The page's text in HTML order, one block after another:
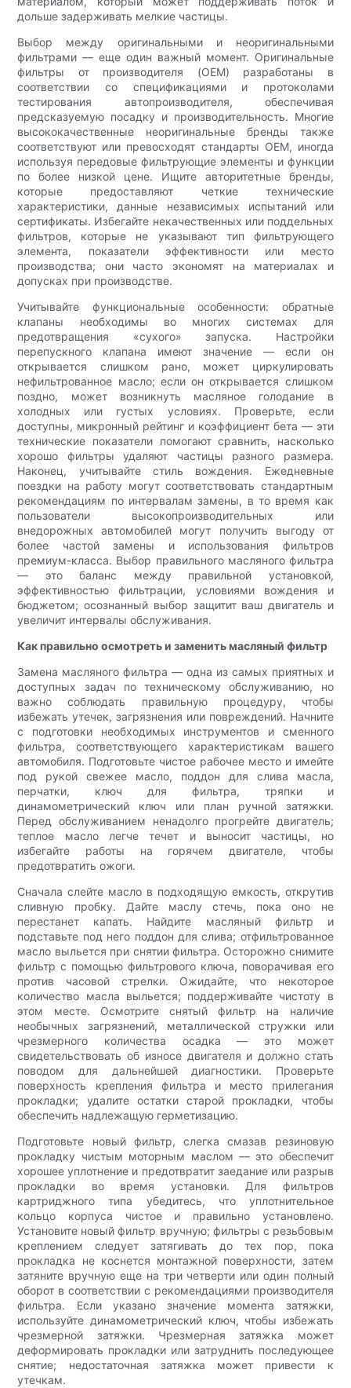
дольше задерживать мелкие частицы.
Выбор между оригинальными и неоригинальными
фильтрами — еще один важный момент. Оригинальные
фильтры от производителя (OEM) разработаны в
соответствии со спецификациями и протоколами
тестирования автопроизводителя, обеспечивая
предсказуемую посадку и производительность. Многие
высококачественные неоригинальные бренды также
соответствуют или превосходят стандарты OEM, иногда
используя передовые фильтрующие элементы и функции
по более низкой цене. Ищите авторитетные бренды,
которые предоставляют четкие технические
характеристики, данные независимых испытаний или
сертификаты. Избегайте некачественных или поддельных
фильтров, которые не указывают тип фильтрующего
элемента, показатели эффективности или место
производства; они часто экономят на материалах и
допусках при производстве.
Учитывайте функциональные особенности: обратные
клапаны необходимы во многих системах для
предотвращения «сухого» запуска. Настройки
перепускного клапана имеют значение — если он
открывается слишком рано, может циркулировать
нефильтрованное масло; если он открывается слишком
поздно, может возникнуть масляное голодание в
холодных или густых условиях. Проверьте, если
доступны, микронный рейтинг и коэффициент бета — эти
технические показатели помогают сравнить, насколько
хорошо фильтры удаляют частицы разного размера.
Наконец, учитывайте стиль вождения. Ежедневные
поездки на работу могут соответствовать стандартным
рекомендациям по интервалам замены, в то время как
пользователи высокопроизводительных или
внедорожных автомобилей могут получить выгоду от
более частой замены и использования фильтров
премиум-класса. Выбор правильного масляного фильтра
— это баланс между правильной установкой,
эффективностью фильтрации, условиями вождения и
бюджетом; осознанный выбор защитит ваш двигатель и
увеличит интервалы обслуживания.
Как правильно осмотреть и заменить масляный фильтр
Замена масляного фильтра — одна из самых приятных и
доступных задач по техническому обслуживанию, но
важно соблюдать правильную процедуру, чтобы
избежать утечек, загрязнения или повреждений. Начните
с подготовки необходимых инструментов и сменного
фильтра, соответствующего характеристикам вашего
автомобиля. Подготовьте чистое рабочее место и имейте
под рукой свежее масло, поддон для слива масла,
перчатки, ключ для фильтра, тряпки и
динамометрический ключ или план ручной затяжки.
Перед обслуживанием ненадолго прогрейте двигатель;
теплое масло легче течет и выносит частицы, но
избегайте работы на горячем двигателе, чтобы
предотвратить ожоги.
Сначала слейте масло в подходящую емкость, открутив
сливную пробку. Дайте маслу стечь, пока оно не
перестанет капать. Найдите масляный фильтр и
подставьте под него поддон для слива; отфильтрованное
масло выльется при снятии фильтра. Осторожно снимите
фильтр с помощью фильтрового ключа, поворачивая его
против часовой стрелки. Ожидайте, что некоторое
количество масла выльется; поддерживайте чистоту в
этом месте. Осмотрите снятый фильтр на наличие
необычных загрязнений, металлической стружки или
чрезмерного количества осадка — это может
свидетельствовать об износе двигателя и должно стать
поводом для дальнейшей диагностики. Проверьте
поверхность крепления фильтра и место прилегания
прокладки; удалите остатки старой прокладки, чтобы
обеспечить надлежащую герметизацию.
Подготовьте новый фильтр, слегка смазав резиновую
прокладку чистым моторным маслом — это обеспечит
хорошее уплотнение и предотвратит заедание или разрыв
прокладки во время установки. Для фильтров
картриджного типа убедитесь, что уплотнительное
кольцо корпуса чистое и правильно установлено.
Установите новый фильтр вручную; фильтры с резьбовым
креплением следует затягивать до тех пор, пока
прокладка не коснется монтажной поверхности, затем
затяните вручную еще на три четверти или один полный
оборот в соответствии с рекомендациями производителя
фильтра. Если указано значение момента затяжки,
используйте динамометрический ключ, чтобы избежать
чрезмерной затяжки. Чрезмерная затяжка может
деформировать прокладки или затруднить последующее
снятие; недостаточная затяжка может привести к
утечкам.